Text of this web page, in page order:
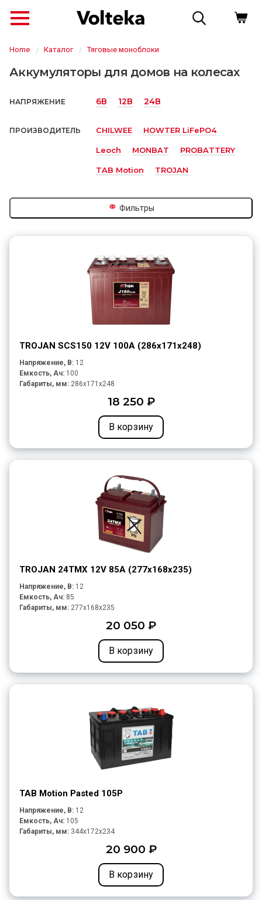
↗
Home Каталог Тяговые моноблоки
Аккумуляторы для домов на колесах
НАПРЯЖЕНИЕ 6В 12В 24В
ПРОИЗВОДИТЕЛЬ CHILWEE HOWTER LiFePO4
Leoch MONBAT PROBATTERY
TAB Motion TROJAN
⚭ Фильтры
TROJAN SCS150 12V 100A (286х171х248)
Напряжение, В: 12
Емкость, Ач: 100
Габариты, мм: 286x171x248
18 250 ₽
В корзину
TROJAN 24TMX 12V 85A (277х168х235)
Напряжение, В: 12
Емкость, Ач: 85
Габариты, мм: 277x168x235
20 050 ₽
В корзину
TAB Motion Pasted 105P
Напряжение, В: 12
Емкость, Ач: 105
Габариты, мм: 344x172x234
20 900 ₽
В корзину